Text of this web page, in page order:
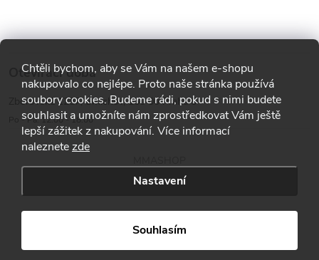
Chtěli bychom, aby se Vám na našem e-shopu
nakupovalo co nejlépe. Proto naše stránka používá
soubory cookies. Budeme rádi, pokud s nimi budete
souhlasit a umožníte nám zprostředkovat Vám ještě
lepší zážitek z nakupování. Více informací
naleznetezde
Nastavení
Souhlasím
Otevírací doba
Zborovská 1287, Smíchov, 150 00 Praha 5
Po - Pá: 12:00 - 18:00